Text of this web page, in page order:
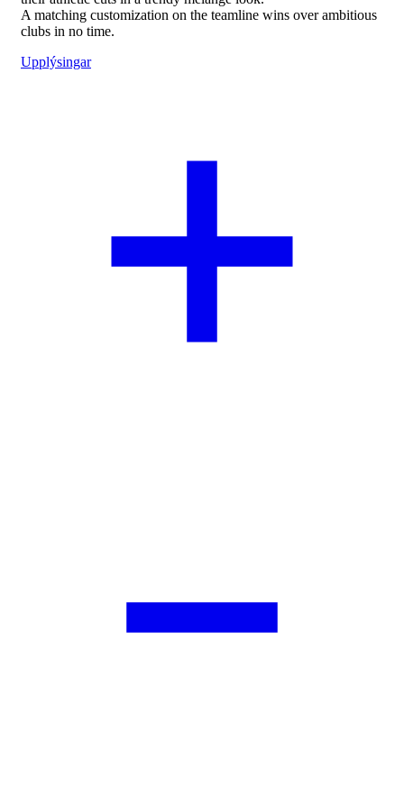
A matching customization on the teamline wins over ambitious
clubs in no time.
Upplýsingar